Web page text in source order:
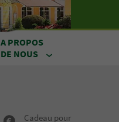
A PROPOS
DE NOUS
Cadeau pour